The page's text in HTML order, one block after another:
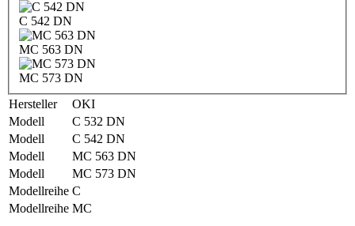
C 542 DN
MC 563 DN
MC 573 DN
Hersteller
OKI
Modell
C 532 DN
Modell
C 542 DN
Modell
MC 563 DN
Modell
MC 573 DN
Modellreihe C
Modellreihe MC